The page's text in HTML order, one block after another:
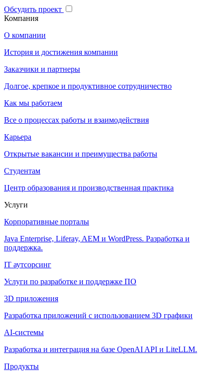
Обсудить проект
Компания
О компании
История и достижения компании
Заказчики и партнеры
Долгое, крепкое и продуктивное сотрудничество
Как мы работаем
Все о процессах работы и взаимодействия
Карьера
Открытые вакансии и преимущества работы
Студентам
Центр образования и производственная практика
Услуги
Корпоративные порталы
Java Enterprise, Liferay, AEM и WordPress. Разработка и
поддержка.
IT аутсорсинг
Услуги по разработке и поддержке ПО
3D приложения
Разработка приложений с использованием 3D графики
AI-системы
Разработка и интеграция на базе OpenAI API и LiteLLM.
Продукты